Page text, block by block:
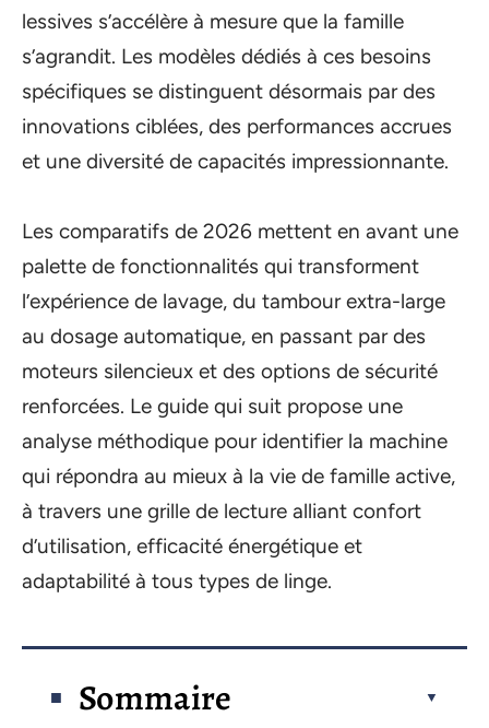
lessives s’accélère à mesure que la famille
s’agrandit. Les modèles dédiés à ces besoins
spécifiques se distinguent désormais par des
innovations ciblées, des performances accrues
et une diversité de capacités impressionnante.
Les comparatifs de 2026 mettent en avant une
palette de fonctionnalités qui transforment
l’expérience de lavage, du tambour extra-large
au dosage automatique, en passant par des
moteurs silencieux et des options de sécurité
renforcées. Le guide qui suit propose une
analyse méthodique pour identifier la machine
qui répondra au mieux à la vie de famille active,
à travers une grille de lecture alliant confort
d’utilisation, efficacité énergétique et
adaptabilité à tous types de linge.
Sommaire